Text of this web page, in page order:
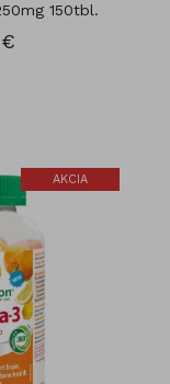
150tbl.
AKCIA